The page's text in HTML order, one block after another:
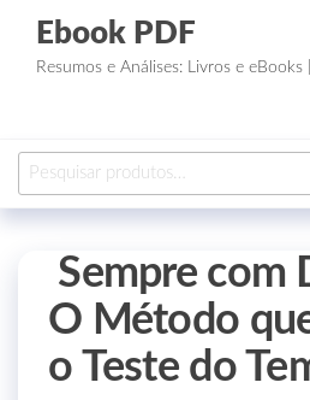
Ebook PDF
Resumos e Análises: Livros e
Sempre com
O Método
o Teste do